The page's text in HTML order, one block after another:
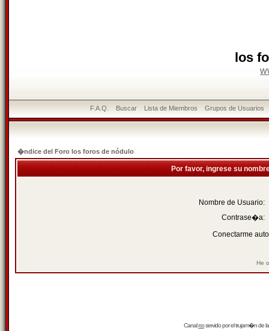
los
F.A.Q. Buscar Lista de Miembros Grupos de Usuarios
�ndice del Foro los foros de nódulo
Por favor, ingrese su
Nombre de Usuario:
Contrase�a:
Conectarme
He
Canalrssservido por eltrujam�nde